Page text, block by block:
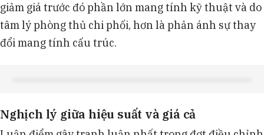
giảm giá trước đó phần lớn mang tính kỹ thuật và do
tâm lý phòng thủ chi phối, hơn là phản ánh sự thay
đổi mang tính cấu trúc.
Nghịch lý giữa hiệu suất và giá cả